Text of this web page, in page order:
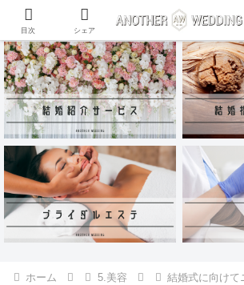
ANOTHER WEDDING~RING~のInstagramアカウ
ホーム 5.美容
結婚式に向けて
目次 シェア